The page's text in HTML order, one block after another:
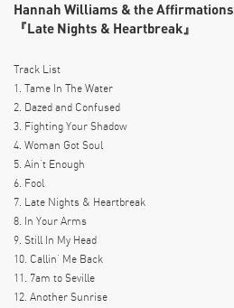
Hannah Williams & the Affirmations
『Late Nights & Heartbreak』
Track List
1. Tame In The Water
2. Dazed and Confused
3. Fighting Your Shadow
4. Woman Got Soul
5. Ain’t Enough
6. Fool
7. Late Nights & Heartbreak
8. In Your Arms
9. Still In My Head
10. Callin’ Me Back
11. 7am to Seville
12. Another Sunrise